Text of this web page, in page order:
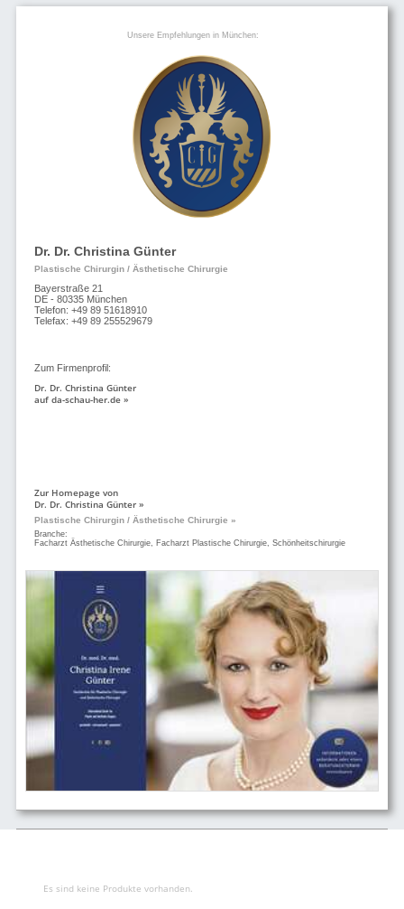
Unsere Empfehlungen in München:
Dr. Dr. Christina Günter
Plastische Chirurgin / Ästhetische Chirurgie
Bayerstraße 21
DE - 80335 München
Telefon: +49 89 51618910
Telefax: +49 89 255529679
Zum Firmenprofil:
Dr. Dr. Christina Günter
auf da-schau-her.de »
Zur Homepage von
Dr. Dr. Christina Günter »
Plastische Chirurgin / Ästhetische Chirurgie »
Branche:
Facharzt Ästhetische Chirurgie, Facharzt Plastische Chirurgie, Schönheitschirurgie
Es sind keine Produkte vorhanden.